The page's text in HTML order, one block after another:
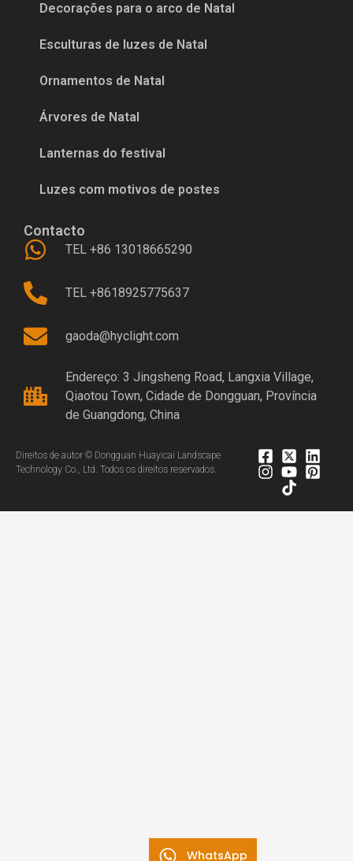
Decorações para o arco de Natal
Esculturas de luzes de Natal
Ornamentos de Natal
Árvores de Natal
Lanternas do festival
Luzes com motivos de postes
Contacto
TEL +86 13018665290
TEL +8618925775637
gaoda@hyclight.com
Endereço: 3 Jingsheng Road, Langxia Village,
Qiaotou Town, Cidade de Dongguan, Província
de Guangdong, China
Direitos de autor © Dongguan Huayicai Landscape
Technology Co., Ltd. Todos os direitos reservados.
WhatsApp